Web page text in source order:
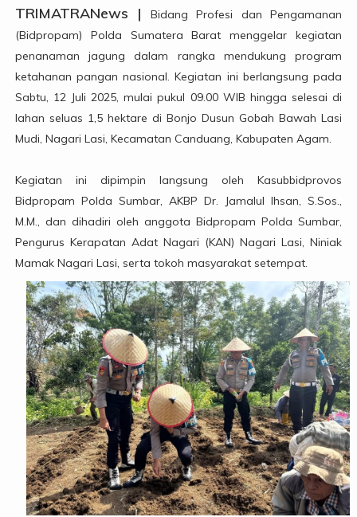
TRIMATRANews |
Bidang Profesi dan Pengamanan
(Bidpropam) Polda Sumatera Barat menggelar kegiatan
penanaman jagung dalam rangka mendukung program
ketahanan pangan nasional. Kegiatan ini berlangsung pada
Sabtu, 12 Juli 2025, mulai pukul 09.00 WIB hingga selesai di
lahan seluas 1,5 hektare di Bonjo Dusun Gobah Bawah Lasi
Mudi, Nagari Lasi, Kecamatan Canduang, Kabupaten Agam.
Kegiatan ini dipimpin langsung oleh Kasubbidprovos
Bidpropam Polda Sumbar, AKBP Dr. Jamalul Ihsan, S.Sos.,
M.M., dan dihadiri oleh anggota Bidpropam Polda Sumbar,
Pengurus Kerapatan Adat Nagari (KAN) Nagari Lasi, Niniak
Mamak Nagari Lasi, serta tokoh masyarakat setempat.